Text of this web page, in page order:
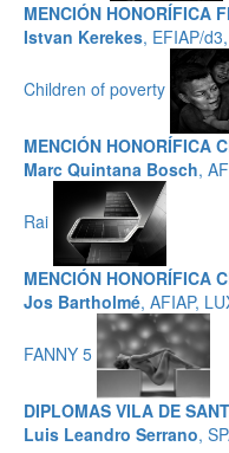
MENCIÓN HONORÍFICA
Istvan Kerekes, EFIAP/
Children of poverty
MENCIÓN HONORÍFICA
Marc Quintana Bosch,
Rai
MENCIÓN HONORÍFICA
Jos Bartholmé, AFIAP,
FANNY 5
DIPLOMAS VILA DE
Luis Leandro Serrano,